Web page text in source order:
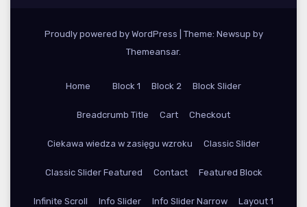
Proudly powered by WordPress
Theme: Newsup by
Themeansar.
Home Block 1 Block 2 Block Slider
Breadcrumb Title Cart Checkout
Ciekawa wiedza w zasięgu wzroku Classic Slider
Classic Slider Featured Contact Featured Block
Infinite Scroll Info Slider Info Slider Narrow Layout 1